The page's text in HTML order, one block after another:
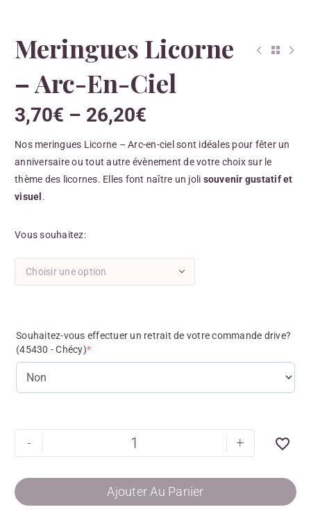
Meringues Licorne
– Arc-En-Ciel
3,70€ – 26,20€
Nos meringues Licorne – Arc-en-ciel sont idéales pour fêter un
anniversaire ou tout autre évènement de votre choix sur le
thème des licornes. Elles font naître un joli souvenir gustatif et
visuel .
Vous souhaitez
Choisir une option
Souhaitez-vous effectuer un retrait de votre commande drive?
(45430 - Chécy)*
- +
Ajouter Au Panier